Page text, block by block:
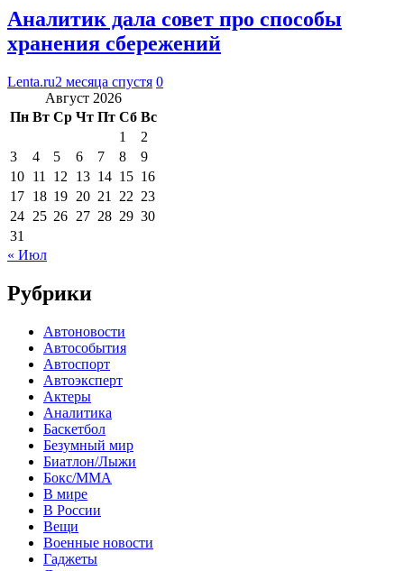
Аналитик дала совет про способы
хранения сбережений
Lenta.ru2 месяца спустя 0
Август 2026
Пн Вт Ср Чт Пт Сб Вс
1
2
3
4 5 6 7 8
9
10 11 12 13 14 15 16
17 18 19 20 21 22 23
24 25 26 27 28 29 30
31
« Июл
Рубрики
Автоновости
Автособытия
Автоспорт
Автоэксперт
Актеры
Аналитика
Баскетбол
Безумный мир
Биатлон/Лыжи
Бокс/MMA
В мире
В России
Вещи
Военные новости
Гаджеты